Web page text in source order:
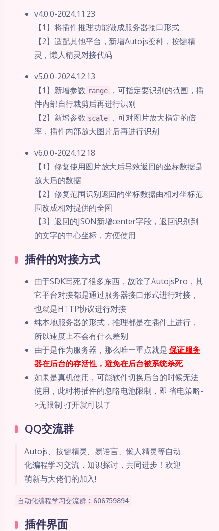
v4.0.0-2024.11.23
【1】将插件推理功能做成服务器接口形式
【2】适配其他平台，新增Autojs变种，按键精
灵，懒人精灵对接代码
v5.0.0-2024.12.13
【1】新增参数 range
，可指定要识别的范围，插
件内部自行裁剪后再进行识别
【2】新增参数 scale
，可对图片放大指定的倍
率，插件内部放大图片后再进行识别
v6.0.0-2024.12.18
【1】修复使用图片放大后导致返回的坐标数据是
放大后的数据
【2】修复范围识别返回的坐标数据由相对坐标范
围改成相对提供的全图
【3】返回的JSON新增center字段，返回识别到
的文字的中心坐标，方便使用
插件的对接方式
由于SDK写死了很多东西，故除了AutojsPro，其
它平台对接都是通过服务器接口形式进行对接，
也就是HTTP协议进行对接
纯本地服务器的形式，推理都是在插件上进行，
所以速度上不会有什么差别
由于是作为服务器，那么唯一重点就是 保证服务
器在后台的存活性，避免在后台被系统杀死
如果是真机使用，可能软件切换后台的时候无法
使用，此时将插件的忽略电池限制，即 省电策略-
>无限制 打开就可以了
QQ交流群
Autojs、按键精灵、易语言、懒人精灵等自动
化编程学习交流，知识探讨，共同进步！欢迎
萌新与大佬们的加入!
自动化编程学习交流群 : 606759894
插件界面